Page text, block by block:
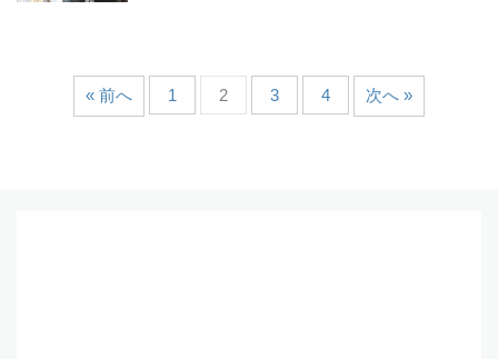
« 前へ 1 2 3 4 次へ »